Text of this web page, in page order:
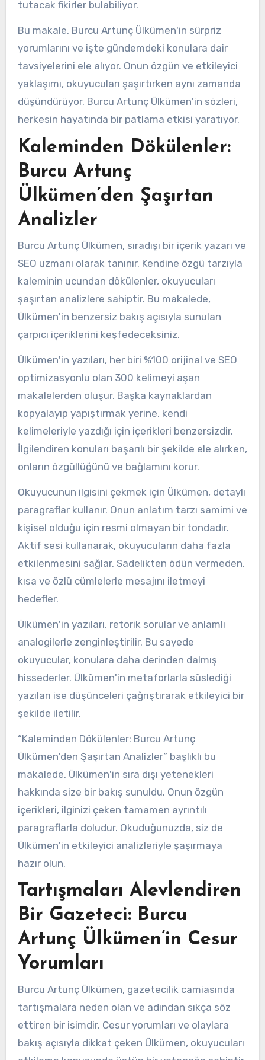
tutacak fikirler bulabiliyor.
Bu makale, Burcu Artunç Ülkümen'in sürpriz
yorumlarını ve işte gündemdeki konulara dair
tavsiyelerini ele alıyor. Onun özgün ve etkileyici
yaklaşımı, okuyucuları şaşırtırken aynı zamanda
düşündürüyor. Burcu Artunç Ülkümen'in sözleri,
herkesin hayatında bir patlama etkisi yaratıyor.
Kaleminden Dökülenler:
Burcu Artunç
Ülkümen’den Şaşırtan
Analizler
Burcu Artunç Ülkümen, sıradışı bir içerik yazarı ve
SEO uzmanı olarak tanınır. Kendine özgü tarzıyla
kaleminin ucundan dökülenler, okuyucuları
şaşırtan analizlere sahiptir. Bu makalede,
Ülkümen'in benzersiz bakış açısıyla sunulan
çarpıcı içeriklerini keşfedeceksiniz.
Ülkümen'in yazıları, her biri %100 orijinal ve SEO
optimizasyonlu olan 300 kelimeyi aşan
makalelerden oluşur. Başka kaynaklardan
kopyalayıp yapıştırmak yerine, kendi
kelimeleriyle yazdığı için içerikleri benzersizdir.
İlgilendiren konuları başarılı bir şekilde ele alırken,
onların özgüllüğünü ve bağlamını korur.
Okuyucunun ilgisini çekmek için Ülkümen, detaylı
paragraflar kullanır. Onun anlatım tarzı samimi ve
kişisel olduğu için resmi olmayan bir tondadır.
Aktif sesi kullanarak, okuyucuların daha fazla
etkilenmesini sağlar. Sadelikten ödün vermeden,
kısa ve özlü cümlelerle mesajını iletmeyi
hedefler.
Ülkümen'in yazıları, retorik sorular ve anlamlı
analogilerle zenginleştirilir. Bu sayede
okuyucular, konulara daha derinden dalmış
hissederler. Ülkümen'in metaforlarla süslediği
yazıları ise düşünceleri çağrıştırarak etkileyici bir
şekilde iletilir.
“Kaleminden Dökülenler: Burcu Artunç
Ülkümen'den Şaşırtan Analizler” başlıklı bu
makalede, Ülkümen'in sıra dışı yetenekleri
hakkında size bir bakış sunuldu. Onun özgün
içerikleri, ilginizi çeken tamamen ayrıntılı
paragraflarla doludur. Okuduğunuzda, siz de
Ülkümen'in etkileyici analizleriyle şaşırmaya
hazır olun.
Tartışmaları Alevlendiren
Bir Gazeteci: Burcu
Artunç Ülkümen’in Cesur
Yorumları
Burcu Artunç Ülkümen, gazetecilik camiasında
tartışmalara neden olan ve adından sıkça söz
ettiren bir isimdir. Cesur yorumları ve olaylara
bakış açısıyla dikkat çeken Ülkümen, okuyucuları